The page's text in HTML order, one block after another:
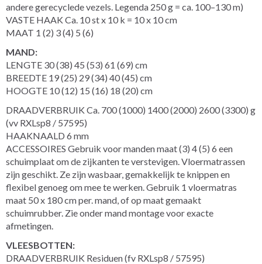
andere gerecyclede vezels. Legenda 250 g = ca. 100–130 m)
VASTE HAAK Ca. 10 st x 10 k = 10 x 10 cm
MAAT 1 (2) 3 (4) 5 (6)
MAND:
LENGTE 30 (38) 45 (53) 61 (69) cm
BREEDTE 19 (25) 29 (34) 40 (45) cm
HOOGTE 10 (12) 15 (16) 18 (20) cm
DRAADVERBRUIK Ca. 700 (1000) 1400 (2000) 2600 (3300) g
(vv RXLsp8 / 57595)
HAAKNAALD 6 mm
ACCESSOIRES Gebruik voor manden maat (3) 4 (5) 6 een
schuimplaat om de zijkanten te verstevigen. Vloermatrassen
zijn geschikt. Ze zijn wasbaar, gemakkelijk te knippen en
flexibel genoeg om mee te werken. Gebruik 1 vloermatras
maat 50 x 180 cm per. mand, of op maat gemaakt
schuimrubber. Zie onder mand montage voor exacte
afmetingen.
VLEESBOTTEN:
DRAADVERBRUIK Residuen (fv RXLsp8 / 57595)